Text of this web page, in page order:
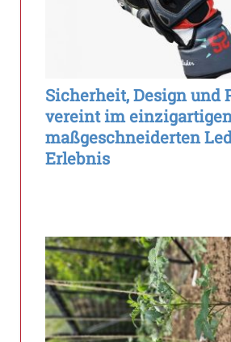
Sicherheit, Design und
vereint im
maßgeschneiderten
Erlebnis